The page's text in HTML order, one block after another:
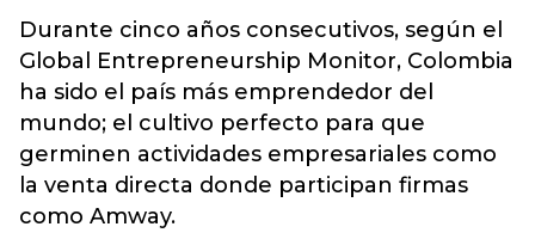
Durante cinco años consecutivos, según el
Global Entrepreneurship Monitor, Colombia
ha sido el país más emprendedor del
mundo; el cultivo perfecto para que
germinen actividades empresariales como
la venta directa donde participan firmas
como Amway.